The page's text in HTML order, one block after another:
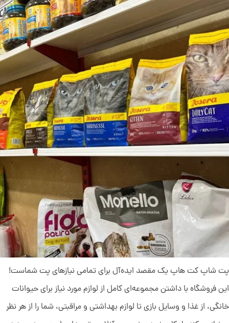
پت شاپ کت هاپ یک مقصد ایده‌آل برای تمامی نیازهای پت شماست!
این فروشگاه با داشتن مجموعه‌ای کامل از لوازم مورد نیاز برای حیوانات
خانگی، از غذا و وسایل بازی تا لوازم بهداشتی و مراقبتی، شما را از هر نظر